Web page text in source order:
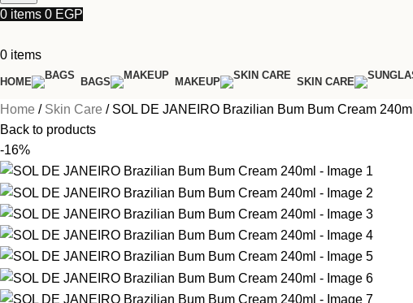
0 items 0 EGP
0 items
HOME BAGS MAKEUP SKIN CARE
Home Skin Care
SOL DE JANEIRO Brazilian Bum Bum Cream 240ml
Back to products
-16%